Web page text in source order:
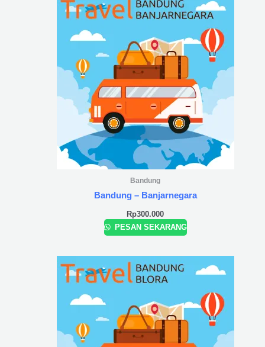
Bandung
Bandung – Banjarnegara
Rp300.000
PESAN SEKARANG